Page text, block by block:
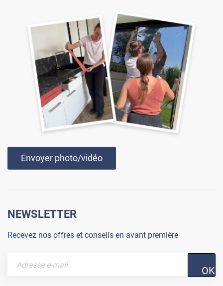
Envoyer photo/vidéo
NEWSLETTER
Recevez nos offres et conseils en avant première
OK